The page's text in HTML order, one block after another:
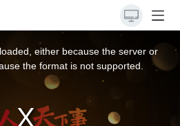
either because the server or
the format is not supported.